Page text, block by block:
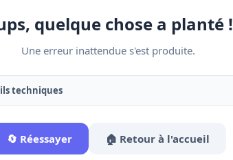
quelque chose a planté !
Une erreur inattendue s'est produite.
techniques
🔄 Réessayer 🏠 Retour à l'accueil